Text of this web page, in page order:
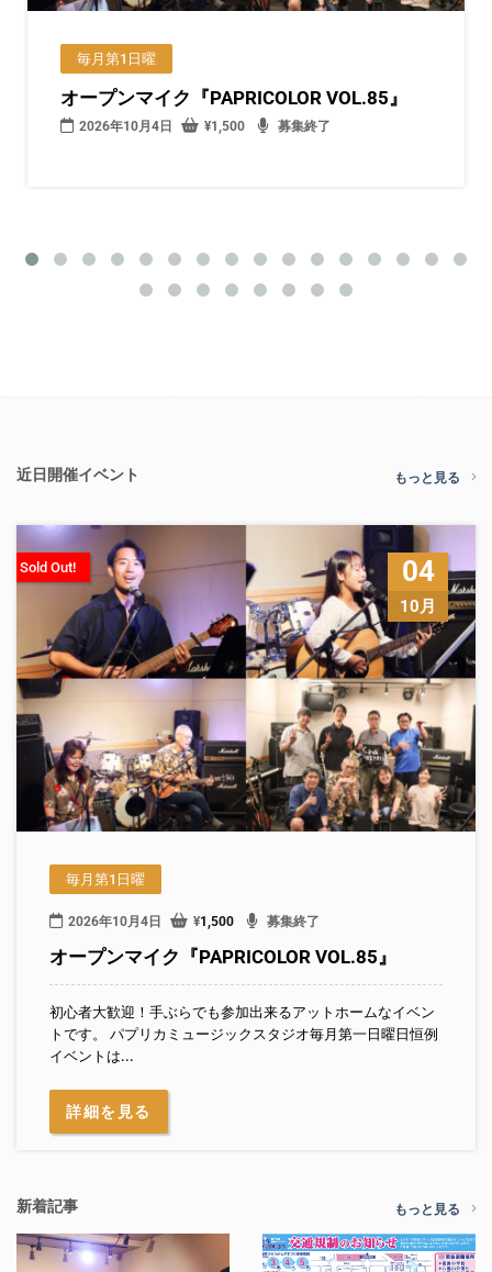
毎月第1日曜
オープンマイク『PAPRICOLOR VOL.85』
2026年10月4日 ¥1,500 募集終了
近日開催イベント もっと見る
04
10月
Sold Out!
毎月第1日曜
2026年10月4日 ¥1,500 募集終了
オープンマイク『PAPRICOLOR VOL.85』
初心者大歓迎！手ぶらでも参加出来るアットホームなイベン
トです。 パプリカミュージックスタジオ毎月第一日曜日恒例
イベントは...
詳細を見る
新着記事 もっと見る